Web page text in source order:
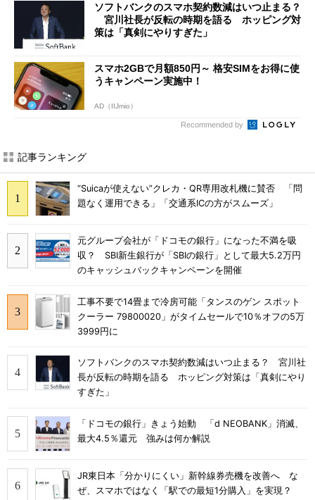
ソフトバンクのスマホ契約数減はいつ止まる？
宮川社長が反転の時期を語る ホッピング対
策は「真剣にやりすぎた」
スマホ2GBで月額850円～ 格安SIMをお得に使
うキャンペーン実施中！
AD（IIJmio）
Recommended by
記事ランキング
“Suicaが使えない”クレカ・QR専用改札機に賛否 「問
題なく運用できる」「交通系ICの方がスムーズ」
元グループ会社が「ドコモの銀行」になった不満を吸
収？ SBI新生銀行が「SBIの銀行」として最大5.2万円
のキャッシュバックキャンペーンを開催
工事不要で14畳まで冷房可能「タンスのゲン スポット
クーラー 79800020」がタイムセールで10％オフの5万
3999円に
ソフトバンクのスマホ契約数減はいつ止まる？ 宮川社
長が反転の時期を語る ホッピング対策は「真剣にやり
すぎた」
「ドコモの銀行」きょう始動 「d NEOBANK」消滅、
最大4.5％還元 強みは何か解説
JR東日本「分かりにくい」新幹線券売機を改善へ な
ぜ、スマホではなく「駅での最短1分購入」を実現？